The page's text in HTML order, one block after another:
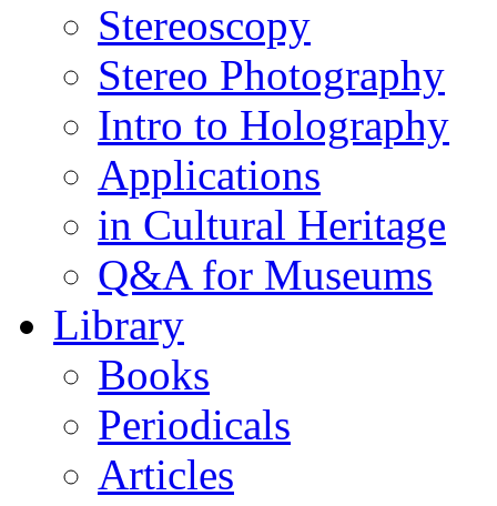
Stereoscopy
Stereo Photography
Intro to Holography
Applications
in Cultural Heritage
Q&A for Museums
Library
Books
Periodicals
Articles